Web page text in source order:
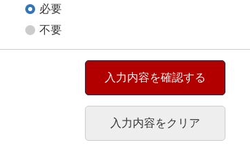
必要
不要